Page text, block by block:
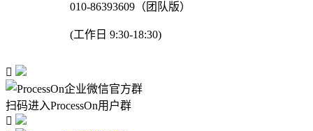
010-86393609（团队版）
(工作日 9:30-18:30)

扫码进入ProcessOn用户群
